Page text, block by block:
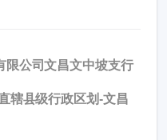
限公司文昌文中坡支行
辖县级行政区划-文昌